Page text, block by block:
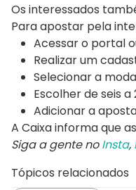
Os interessados
Para apostar pela
Acessar o portal
Realizar um
Selecionar a
Escolher de seis a
Adicionar a
A Caixa informa que
Siga a gente noInsta,
Tópicos relacionados